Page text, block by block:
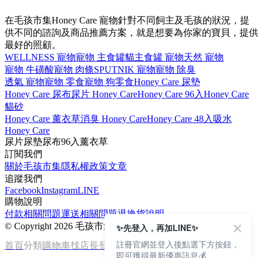
在毛孩市集Honey Care 寵物針對不同飼主及毛孩的狀況，提
供不同的諮詢及商品推薦方案，就是想要為你家的寶貝，提供
最好的照顧。
WELLNESS 寵物寵物 主食罐貓主食罐 寵物天然 寵物
寵物 牛磺酸寵物 肉條SPUTNIK 寵物寵物 除臭
透氣 寵物寵物 零食寵物 狗零食Honey Care 尿墊
Honey Care 尿布尿片 Honey CareHoney Care 96入Honey Care
貓砂
Honey Care 薰衣草消臭 Honey CareHoney Care 48入 吸水
Honey Care
尿片尿墊尿布96入薰衣草
訂閱我們
關於毛孩市集隱私權政策文章
追蹤我們
FacebookInstagramLINE
購物說明
付款相關問題運送相關問題退換貨說明
© Copyright 2026 毛孩市集
首頁分類購物車找店長登入
✨先登入，再加LINE✨
註冊官網並登入後點選下方按鈕，
即可獲得最新優惠訊息💰